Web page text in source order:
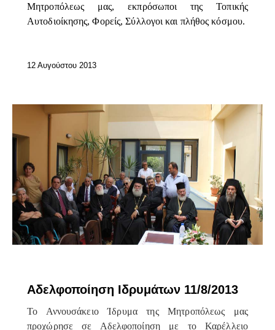
Μητροπόλεως μας, εκπρόσωποι της Τοπικής
Αυτοδιοίκησης, Φορείς, Σύλλογοι και πλήθος κόσμου.
12 Αυγούστου 2013
Αδελφοποίηση Ιδρυμάτων 11/8/2013
Το Αννουσάκειο Ίδρυμα της Μητροπόλεως μας
προχώρησε σε Αδελφοποίηση με το Καρέλλειο